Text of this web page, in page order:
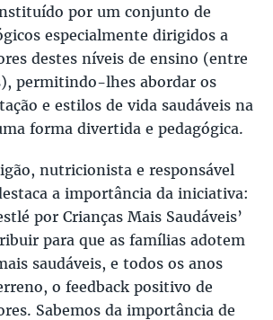
por um conjunto de
especialmente dirigidos a
destes níveis de ensino (entre
permitindo-lhes abordar os
e estilos de vida saudáveis na
forma divertida e pedagógica.
nutricionista e responsável
a importância da iniciativa:
por Crianças Mais Saudáveis’
para que as famílias adotem
saudáveis, e todos os anos
o feedback positivo de
Sabemos da importância de